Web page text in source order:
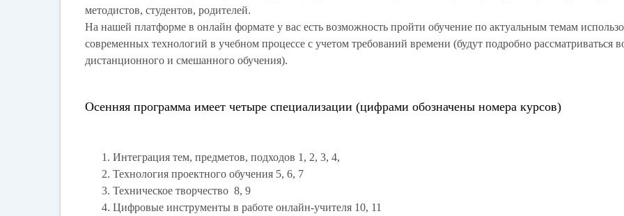
методистов, студентов, родителей.
На нашей платформе в онлайн формате у вас есть возможность пройти обучение по актуальным темам
современных технологий в учебном процессе с учетом требований времени (будут подробно рассматриваться
дистанционного и смешанного обучения).
Осенняя программа имеет четыре специализации (цифрами обозначены номера курсов)
Интеграция тем, предметов, подходов 1, 2, 3, 4,
Технология проектного обучения 5, 6, 7
Техническое творчество 8, 9
Цифровые инструменты в работе онлайн-учителя 10, 11